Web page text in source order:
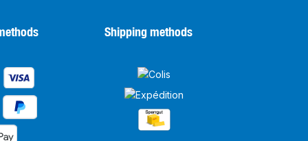
Shipping methods